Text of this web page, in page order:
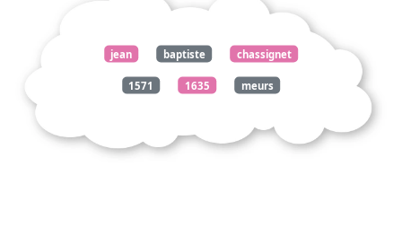
jean baptiste chassignet
1571 1635 meurs